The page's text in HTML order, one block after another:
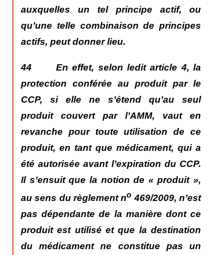
auxquelles un tel principe actif, ou
qu’une telle combinaison de principes
actifs, peut donner lieu.
44 En effet, selon ledit article 4, la
protection conférée au produit par le
CCP, si elle ne s’étend qu’au seul
produit couvert par l’AMM, vaut en
revanche pour toute utilisation de ce
produit, en tant que médicament, qui a
été autorisée avant l’expiration du CCP.
Il s’ensuit que la notion de « produit »,
au sens du règlement no 469/2009, n’est
pas dépendante de la manière dont ce
produit est utilisé et que la destination
du médicament ne constitue pas un